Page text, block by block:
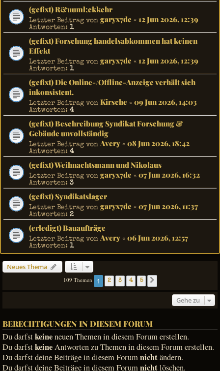
(gefixt) R&uuml;ckkehr
Letzter Beitrag von garyx7de « 12 Jun 2026, 12:39
Antworten: 1
(gefixt) Forschung handelsabkommen hat keinen
Effekt
Letzter Beitrag von garyx7de « 12 Jun 2026, 12:39
Antworten: 1
(gefixt) Die Online-/Offline-Anzeige verhält sich
inkonsistent.
Letzter Beitrag von Kirsche « 09 Jun 2026, 14:03
Antworten: 4
(gefixt) Beschreibung Syndikat Forschung &
Gebäude unvollständig
Letzter Beitrag von Avery « 08 Jun 2026, 18:42
Antworten: 4
(gefixt) Weihnachtsmann und Nikolaus
Letzter Beitrag von garyx7de « 07 Jun 2026, 16:32
Antworten: 3
(gefixt) Syndikatslager
Letzter Beitrag von garyx7de « 07 Jun 2026, 11:37
Antworten: 2
(erledigt) Bauaufträge
Letzter Beitrag von Avery « 06 Jun 2026, 12:57
Antworten: 1
Neues Thema
109 Themen 1 2 3 4 5
Gehe zu
BERECHTIGUNGEN IN DIESEM FORUM
Du darfstkeineneuen Themen in diesem Forum erstellen.
Du darfstkeineAntworten zu Themen in diesem Forum erstellen.
Du darfst deine Beiträge in diesem Forumnichtändern.
Du darfst deine Beiträge in diesem Forumnichtlöschen.